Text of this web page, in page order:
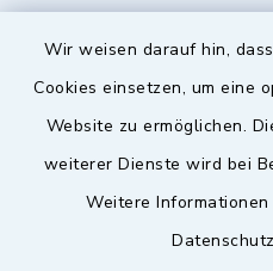
Wir weisen darauf hin,
Cookies einsetzen, um eine
Website zu ermöglichen.
weiterer Dienste wird bei
Weitere